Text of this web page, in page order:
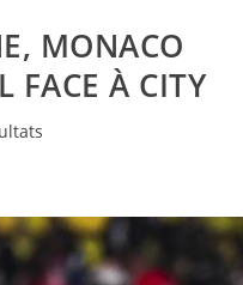
MONACO
FACE À CITY